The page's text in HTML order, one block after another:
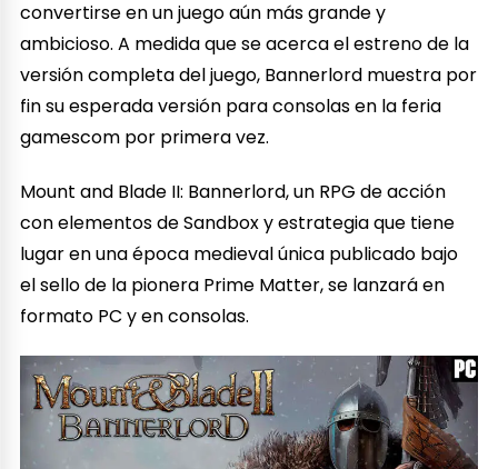
convertirse en un juego aún más grande y
ambicioso. A medida que se acerca el estreno de la
versión completa del juego, Bannerlord muestra por
fin su esperada versión para consolas en la feria
gamescom por primera vez.
Mount and Blade II: Bannerlord, un RPG de acción
con elementos de Sandbox y estrategia que tiene
lugar en una época medieval única publicado bajo
el sello de la pionera Prime Matter, se lanzará en
formato PC y en consolas.